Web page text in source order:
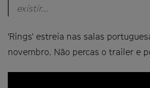
existir...
'Rings' estreia nas salas
novembro. Não percas o trailer e